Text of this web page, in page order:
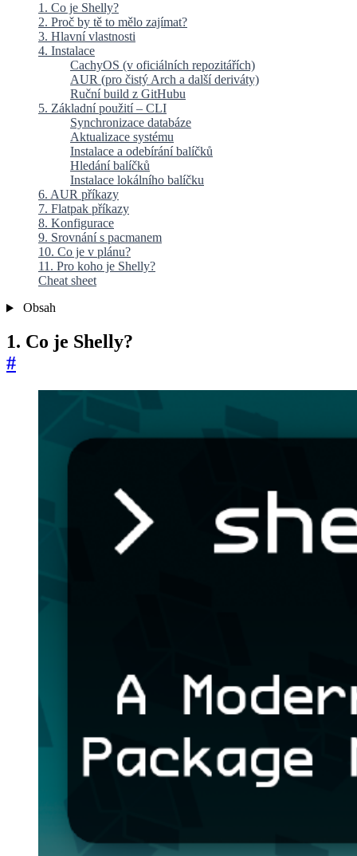
1. Co je Shelly?
2. Proč by tě to mělo zajímat?
3. Hlavní vlastnosti
4. Instalace
CachyOS (v oficiálních repozitářích)
AUR (pro čistý Arch a další deriváty)
Ruční build z GitHubu
5. Základní použití – CLI
Synchronizace databáze
Aktualizace systému
Instalace a odebírání balíčků
Hledání balíčků
Instalace lokálního balíčku
6. AUR příkazy
7. Flatpak příkazy
8. Konfigurace
9. Srovnání s pacmanem
10. Co je v plánu?
11. Pro koho je Shelly?
Cheat sheet
Obsah
1. Co je Shelly?
#